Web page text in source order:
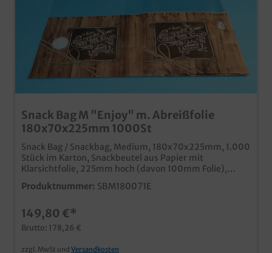
Snack Bag M "Enjoy" m. Abreißfolie
180x70x225mm 1000St
Snack Bag / Snackbag, Medium, 180x70x225mm, 1.000
Stück im Karton, Snackbeutel aus Papier mit
Klarsichtfolie, 225mm hoch (davon 100mm Folie),
Folieteil abreißbar, bequemer und sauberer Genuss für
unterwegs im coolen Neutralmotiv "Enjoy your meal"
usw. Qualität "Made in Germany" auch in Ihrem
eigenen Motiv bedruckbar, unser Kundenservice berät
Sie gern
Produktnummer: SBM180071E
149,80 €*
Brutto: 178,26 €
zzgl. MwSt und Versandkosten